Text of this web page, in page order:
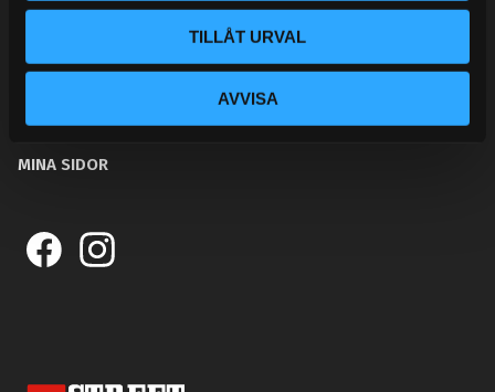
TILLÅT URVAL
AVVISA
BLOGG
KUNDTJÄNST
MINA SIDOR